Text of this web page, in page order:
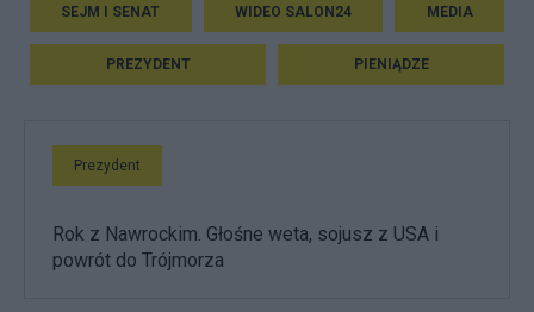
SEJM I SENAT WIDEO SALON24 MEDIA
PREZYDENT PIENIĄDZE
Prezydent
Rok z Nawrockim. Głośne weta, sojusz z USA i
powrót do Trójmorza